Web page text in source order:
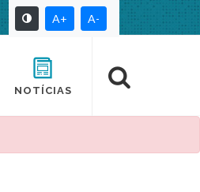
A+ A-
NOTÍCIAS